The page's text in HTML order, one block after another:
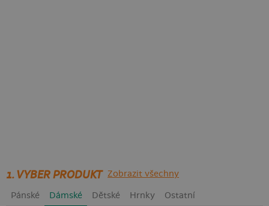
1. VYBER PRODUKT Zobrazit všechny
Pánské Dámské Dětské Hrnky Ostatní